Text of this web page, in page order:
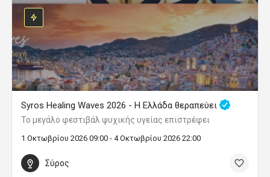
Syros Healing Waves 2026 - Η Ελλάδα θεραπεύει
Το μεγάλο φεστιβάλ ψυχικής υγείας επιστρέφει
1 Οκτωβρίου 2026 09:00 - 4 Οκτωβρίου 2026 22:00
Σύρος